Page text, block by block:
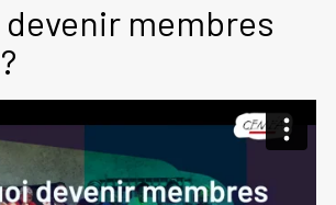
devenir membres